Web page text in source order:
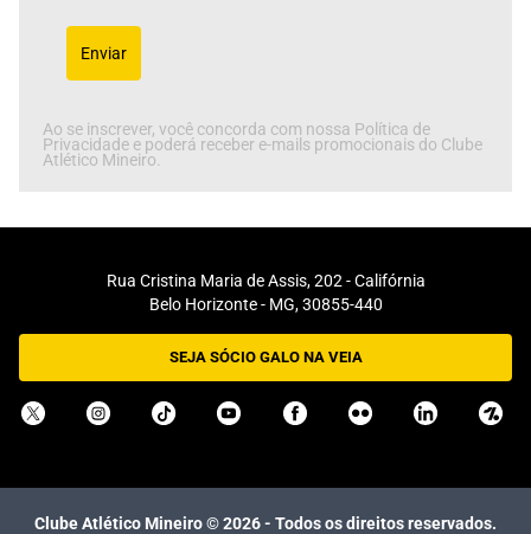
Enviar
Ao se inscrever, você concorda com nossa Política de
Privacidade e poderá receber e-mails promocionais do Clube
Atlético Mineiro.
Rua Cristina Maria de Assis, 202 - Califórnia
Belo Horizonte - MG, 30855-440
SEJA SÓCIO GALO NA VEIA
Clube Atlético Mineiro ©2026- Todos os direitos reservados.